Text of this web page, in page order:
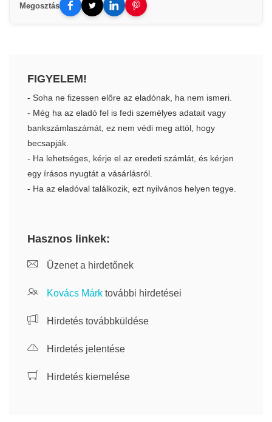
Megosztás
FIGYELEM!
- Soha ne fizessen előre az eladónak, ha nem ismeri.
- Még ha az eladó fel is fedi személyes adatait vagy
bankszámlaszámát, ez nem védi meg attól, hogy
becsapják.
- Ha lehetséges, kérje el az eredeti számlát, és kérjen
egy írásos nyugtát a vásárlásról.
- Ha az eladóval találkozik, ezt nyilvános helyen tegye.
Hasznos linkek:
Üzenet a hirdetőnek
Kovács Márk további hirdetései
Hirdetés továbbküldése
Hirdetés jelentése
Hirdetés kiemelése